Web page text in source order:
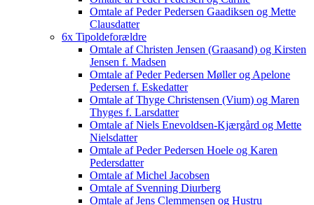
Omtale af Peder Pedersen Gaadiksen og Mette
Clausdatter
6x Tipoldeforældre
Omtale af Christen Jensen (Graasand) og Kirsten
Jensen f. Madsen
Omtale af Peder Pedersen Møller og Apelone
Pedersen f. Eskedatter
Omtale af Thyge Christensen (Vium) og Maren
Thyges f. Larsdatter
Omtale af Niels Enevoldsen-Kjærgård og Mette
Nielsdatter
Omtale af Peder Pedersen Hoele og Karen
Pedersdatter
Omtale af Michel Jacobsen
Omtale af Svenning Diurberg
Omtale af Jens Clemmensen og Hustru